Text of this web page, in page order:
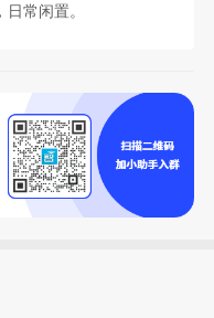
常闲置。